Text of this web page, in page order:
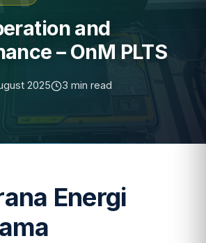
and
– OnM PLTS
2025 3 min read
Energi